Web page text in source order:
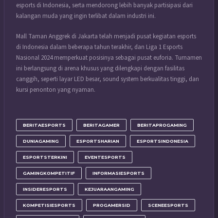
esports di Indonesia, serta mendorong lebih banyak partisipasi dari
kalangan muda yang ingin terlibat dalam industri ini.
Mall Taman Anggrek di Jakarta telah menjadi pusat kegiatan esports
di Indonesia dalam beberapa tahun terakhir, dan Liga 1 Esports
Nasional 2024 memperkuat posisinya sebagai pusat euforia. Turnamen
ini berlangsung di arena khusus yang dilengkapi dengan fasilitas
canggih, seperti layar LED besar, sound system berkualitas tinggi, dan
kursi penonton yang nyaman.
BERITAESPORTS BERITAGAMER BERITAPROGAMING
DUNIAGAMING ESPORTSHARIAN ESPORTSINDONESIA
ESPORTSTERKINI EVENTESPORTS
GAMINGKOMPETITIF INFORMASIESPORTS
INSIDERESPORTS KEJUARAANGAMING
KOMPETISIESPORTS PROGAMERSID SCENEESPORTS